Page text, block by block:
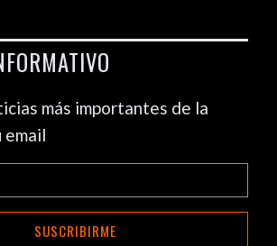
más importantes de la
email
SUSCRIBIRME